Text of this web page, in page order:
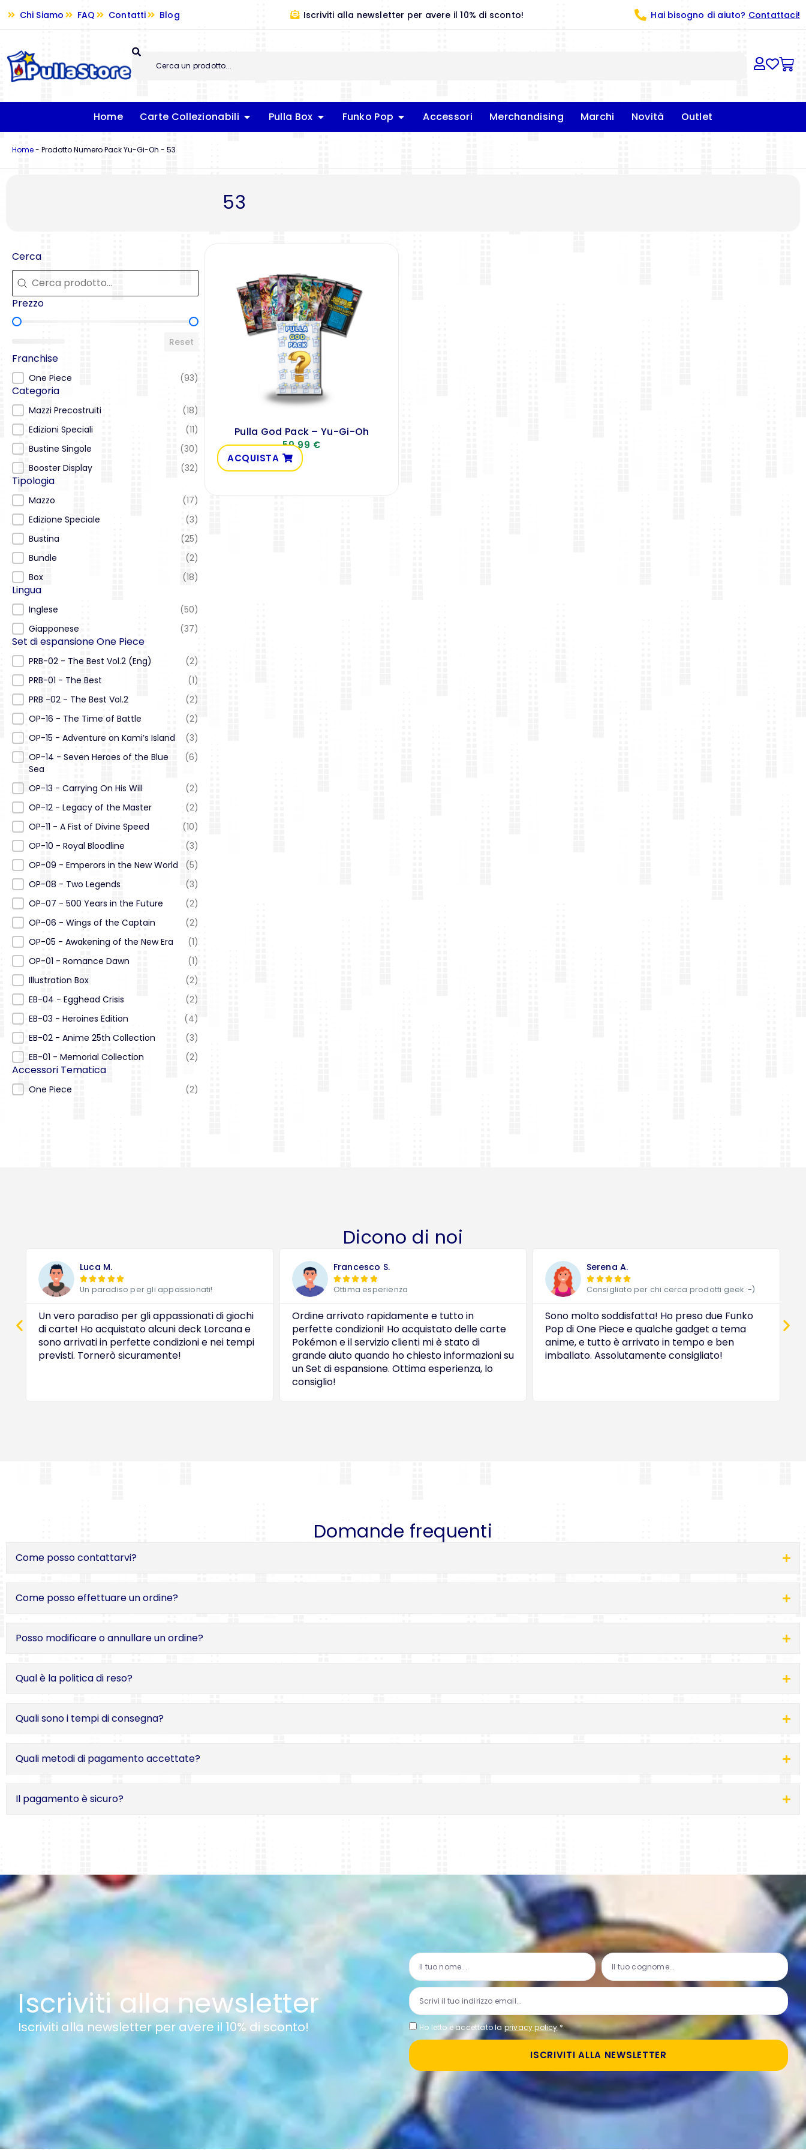
Chi Siamo FAQ Contatti Blog Iscriviti alla newsletter per avere il 10% di sconto! Hai bisogno di aiuto? Contattaci!
Home Carte Collezionabili Pulla Box Funko Pop Accessori Merchandising Marchi Novità Outlet
Home- Prodotto Numero Pack Yu-Gi-Oh - 53
53
Cerca
Cerca
Cerca
Prezzo
Prezzo
Reset
Franchise
Franchise
One Piece (93)
Categoria
Categoria
Mazzi Precostruiti
(18)
Edizioni Speciali
(11)
Bustine Singole
(30)
Booster Display
(32)
Tipologia
Tipologia
Mazzo
(17)
Edizione Speciale
(3)
Bustina
(25)
Bundle
(2)
Box
(18)
Lingua
LinguaInglese
(50)
Giapponese
(37)
Set di espansione One Piece
Set di espansione One Piece
PRB-02 - The Best Vol.2 (Eng)
(2)
PRB-01 - The Best
(1)
PRB -02 - The Best Vol.2
(2)
OP-16 - The Time of Battle
(2)
OP-15 - Adventure on Kami’s Island
(3)
OP-14 - Seven Heroes of the Blue
Sea
(6)
OP-13 - Carrying On His Will
(2)
OP-12 - Legacy of the Master
(2)
OP-11 - A Fist of Divine Speed
(10)
OP-10 - Royal Bloodline
(3)
OP-09 - Emperors in the New World
(5)
OP-08 - Two Legends
(3)
OP-07 - 500 Years in the Future
(2)
OP-06 - Wings of the Captain
(2)
OP-05 - Awakening of the New Era
(1)
OP-01 - Romance Dawn
(1)
Illustration Box
(2)
EB-04 - Egghead Crisis
(2)
EB-03 - Heroines Edition
(4)
EB-02 - Anime 25th Collection
(3)
EB-01 - Memorial Collection
(2)
Accessori Tematica
Accessori Tematica
One Piece (2)
Pulla God Pack – Yu-Gi-Oh
59,99 €
ACQUISTA
Dicono di noi
Luca M.
 
Un paradiso per gli appassionati!
Un vero paradiso per gli appassionati di giochi
di carte! Ho acquistato alcuni deck Lorcana e
sono arrivati in perfette condizioni e nei tempi
previsti. Tornerò sicuramente!
Francesco S.
 
Ottima esperienza
Ordine arrivato rapidamente e tutto in
perfette condizioni! Ho acquistato delle carte
Pokémon e il servizio clienti mi è stato di
grande aiuto quando ho chiesto informazioni su
un Set di espansione. Ottima esperienza, lo
consiglio!
Serena A.
 
Consigliato per chi cerca prodotti geek :-)
Sono molto soddisfatta! Ho preso due Funko
Pop di One Piece e qualche gadget a tema
anime, e tutto è arrivato in tempo e ben
imballato. Assolutamente consigliato!
Domande frequenti
Come posso contattarvi?
Come posso effettuare un ordine?
Posso modificare o annullare un ordine?
Qual è la politica di reso?
Quali sono i tempi di consegna?
Quali metodi di pagamento accettate?
Il pagamento è sicuro?
Iscriviti alla newsletter
Iscriviti alla newsletter per avere il 10% di sconto! Ho letto e accettato laprivacy policy*
ISCRIVITI ALLA NEWSLETTER